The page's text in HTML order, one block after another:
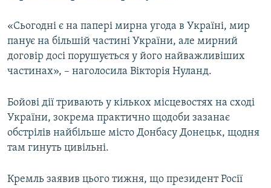
«Сьогодні є на папері мирна угода в Україні, мир
панує на більшій частині України, але мирний
договір досі порушується у його найважливіших
частинах», – наголосила Вікторія Нуланд.
Бойові дії тривають у кількох місцевостях на сході
України, зокрема практично щодоби зазанає
обстрілів найбільше місто Донбасу Донецьк, щодня
там гинуть цивільні.
Кремль заявив цього тижня, що президент Росії